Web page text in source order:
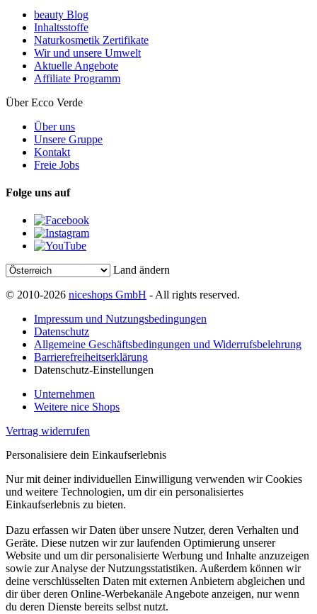
beauty Blog
Inhaltsstoffe
Naturkosmetik Zertifikate
Wir und unsere Umwelt
Aktuelle Angebote
Affiliate Programm
Über Ecco Verde
Über uns
Unsere Gruppe
Kontakt
Freie Jobs
Folge uns auf
Land ändern
© 2010-2026 niceshops GmbH - All rights reserved.
Impressum und Nutzungsbedingungen
Datenschutz
Allgemeine Geschäftsbedingungen und Widerrufsbelehrung
Barrierefreiheitserklärung
Datenschutz-Einstellungen
Unternehmen
Weitere nice Shops
Vertrag widerrufen
Personalisiere dein Einkaufserlebnis
Nur mit deiner individuellen Einwilligung verwenden wir Cookies
und weitere Technologien, um dir ein personalisiertes
Einkaufserlebnis zu bieten.
Dazu erfassen wir Daten über unsere Nutzer, deren Verhalten und
Geräte. Diese nutzen wir zur laufenden Optimierung unserer
Website und um dir personalisierte Werbung und Inhalte anzuzeigen
sowie zur Analyse der Nutzungsstatistiken. Außerdem können wir
deine verschlüsselten Daten mit externen Anbietern abgleichen und
dir über deren Online-Werbekanäle Angebote anzeigen, nur wenn
du deren Dienste bereits selbst nutzt.